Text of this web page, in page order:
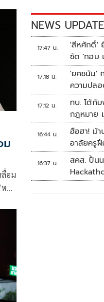
ม
ลื่อม
าร
NEWS UPDATE
17:47 น.
'สีหศักดิ์'
ซัด 'ทอม
แสวงหาผ
17:18 น.
'ยศชนัน'
ความปล
ป้องกันก่
17:12 น.
ทบ. โต้กั
กฎหมาย
16:44 น.
ฮือฮา! ม้
อาลัยครู
16:37 น.
สคส. ปั้น
Design